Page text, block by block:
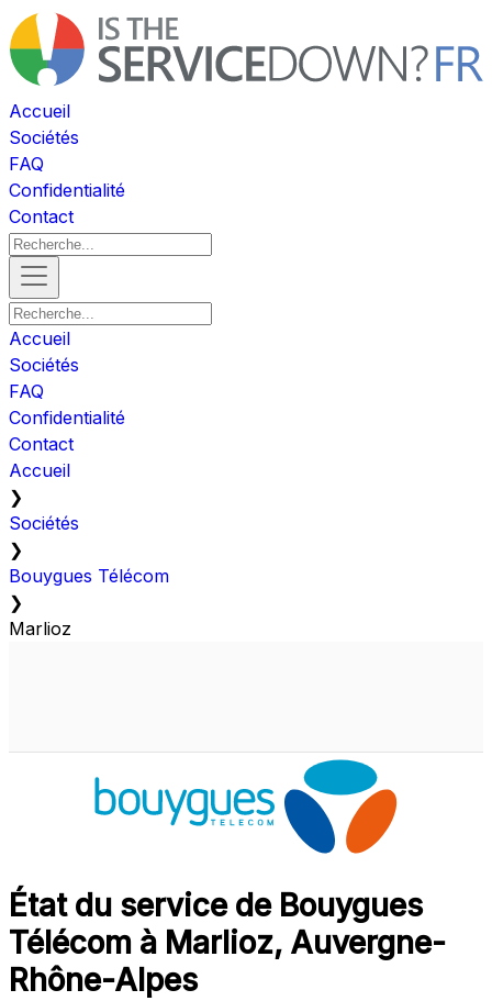
Accueil
Sociétés
FAQ
Confidentialité
Contact
Accueil
Sociétés
FAQ
Confidentialité
Contact
Accueil
❯
Sociétés
❯
Bouygues Télécom
❯
Marlioz
État du service de Bouygues
Télécom à Marlioz, Auvergne-
Rhône-Alpes